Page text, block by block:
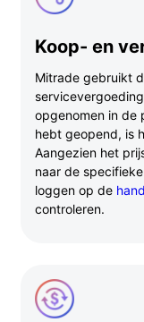
Koop- en
Mitrade gebruikt
opgenomen in de
hebt geopend, is
Aangezien het
naar de
loggen op de
controleren.